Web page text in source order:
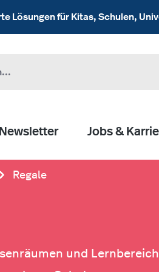
Lösungen für Kitas, Schulen,
Jobs &
Regale
und